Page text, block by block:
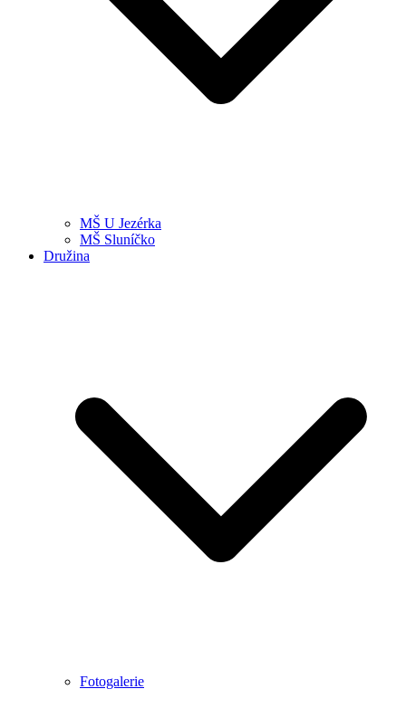
MŠ U Jezérka
MŠ Sluníčko
Družina
Fotogalerie